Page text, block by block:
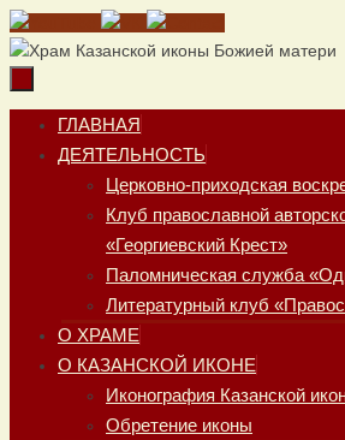
Перейти
к
Перейти
содержимому
ГЛАВНАЯ
ДЕЯТЕЛЬНОСТЬ
Церковно-приходская
Клуб православной
«Георгиевский Крест»
Паломническая служба
Литературный клуб
О ХРАМЕ
О КАЗАНСКОЙ ИКОНЕ
Иконография Казанской
Обретение иконы